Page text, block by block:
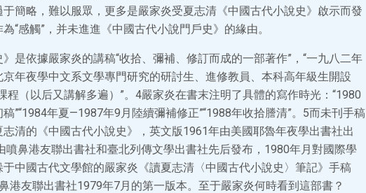
簡略，難以服眾，更多是嚴家炎受夏志清《中國古代小說史》啟示而發
“感觸”，并未進進《中國古代小說門戶史》的緣由。
》是依據嚴家炎的講稿“收拾、彌補、修訂而成的一部著作”，“一九八二年
年夜學中文系文學專門研究的研討生、進修教員、本科高年級生開設
程（以后又講解多遍）”。4嚴家炎在書末注明了具體的寫作時光：“1980
”“1984年夏—1987年9月陸續彌補修正”“1988年收拾謄清”。5而未刊手稿
清的《中國古代小說史》，英文版1961年由美國耶魯年夜學出書社出
噴鼻港友聯出書社和臺北列傳文學出書社先后發布，1980年月對國際學
中國古代文學館的嚴家炎《讀夏志清〈中國古代小說史〉筆記》手稿
港友聯出書社1979年7月的第一版本。至于嚴家炎何時看到這部書？